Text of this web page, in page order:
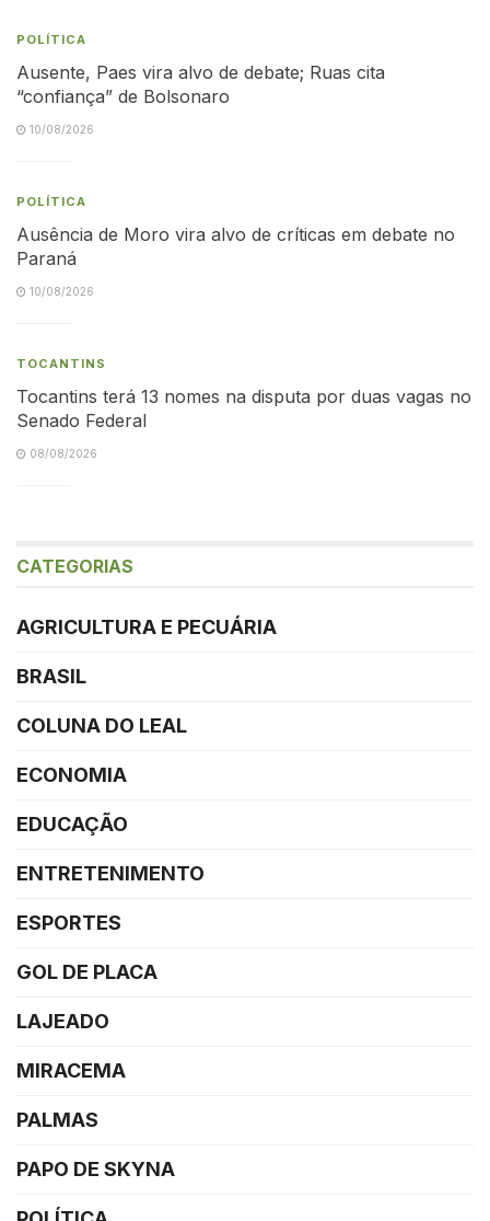
POLÍTICA
Ausente, Paes vira alvo de debate; Ruas cita
“confiança” de Bolsonaro
10/08/2026
POLÍTICA
Ausência de Moro vira alvo de críticas em debate no
Paraná
10/08/2026
TOCANTINS
Tocantins terá 13 nomes na disputa por duas vagas no
Senado Federal
08/08/2026
CATEGORIAS
AGRICULTURA E PECUÁRIA
BRASIL
COLUNA DO LEAL
ECONOMIA
EDUCAÇÃO
ENTRETENIMENTO
ESPORTES
GOL DE PLACA
LAJEADO
MIRACEMA
PALMAS
PAPO DE SKYNA